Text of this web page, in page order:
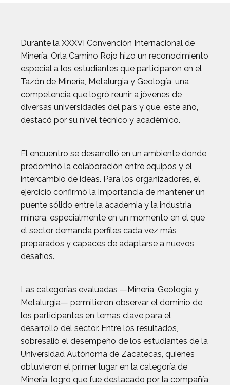
Durante la XXXVI Convención Internacional de
Minería, Orla Camino Rojo hizo un reconocimiento
especial a los estudiantes que participaron en el
Tazón de Minería, Metalurgia y Geología, una
competencia que logró reunir a jóvenes de
diversas universidades del país y que, este año,
destacó por su nivel técnico y académico.
El encuentro se desarrolló en un ambiente donde
predominó la colaboración entre equipos y el
intercambio de ideas. Para los organizadores, el
ejercicio confirmó la importancia de mantener un
puente sólido entre la academia y la industria
minera, especialmente en un momento en el que
el sector demanda perfiles cada vez más
preparados y capaces de adaptarse a nuevos
desafíos.
Las categorías evaluadas —Minería, Geología y
Metalurgia— permitieron observar el dominio de
los participantes en temas clave para el
desarrollo del sector. Entre los resultados,
sobresalió el desempeño de los estudiantes de la
Universidad Autónoma de Zacatecas, quienes
obtuvieron el primer lugar en la categoría de
Minería, logro que fue destacado por la compañía